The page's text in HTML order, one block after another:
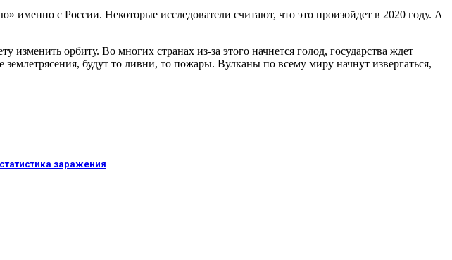
с России. Некоторые исследователи считают, что это произойдет в 2020 году. А
орбиту. Во многих странах из-за этого начнется голод, государства ждет
будут то ливни, то пожары. Вулканы по всему миру начнут извергаться,
заражения